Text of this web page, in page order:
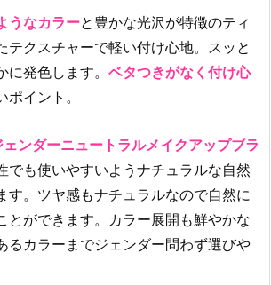
うなカラーと豊かな光沢が特徴のティ
テクスチャーで軽い付け心地。スッと
発色します。 ベタつきがなく付け心
ポイント。
ンダーニュートラルメイクアップブラ
でも使いやすいようナチュラルな自然
す。ツヤ感もナチュラルなので自然に
とができます。カラー展開も鮮やかな
るカラーまでジェンダー問わず選びや